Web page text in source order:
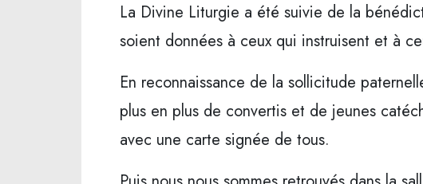
La Divine Liturgie a été suivie de la
soient données à ceux qui instruisent et à
En reconnaissance de la sollicitude
plus en plus de convertis et de jeunes
avec une carte signée de tous.